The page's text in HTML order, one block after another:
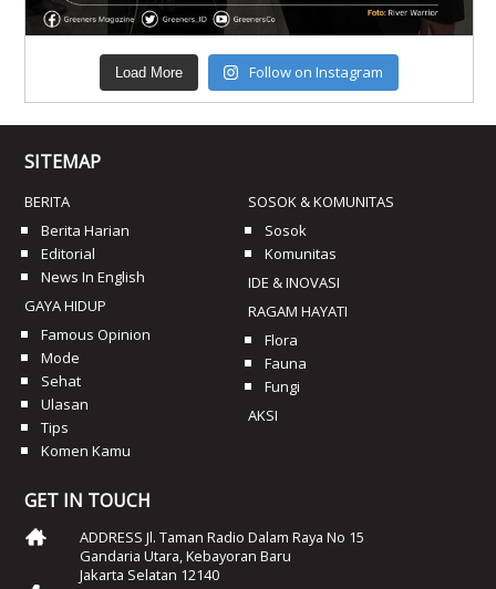
Load More Follow on Instagram
SITEMAP
BERITA
Berita Harian
Editorial
News In English
GAYA HIDUP
Famous Opinion
Mode
Sehat
Ulasan
Tips
Komen Kamu
SOSOK & KOMUNITAS
Sosok
Komunitas
IDE & INOVASI
RAGAM HAYATI
Flora
Fauna
Fungi
AKSI
GET IN TOUCH
ADDRESS Jl. Taman Radio Dalam Raya No 15
Gandaria Utara, Kebayoran Baru
Jakarta Selatan 12140